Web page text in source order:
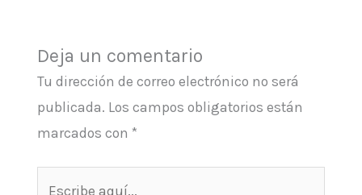
Deja un comentario
Tu dirección de correo electrónico no será
publicada. Los campos obligatorios están
marcados con *